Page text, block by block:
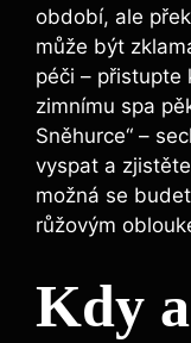
období, ale
může být
péči – přistupte
zimnímu spa
Sněhurce“ –
vyspat a
možná se
růžovým
Kdy